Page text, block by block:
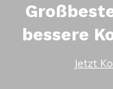
bessere
Jetzt